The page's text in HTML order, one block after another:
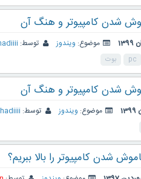
شدن کامپیوتر و هنگ آن
موضوع: ویندوز توسط:
pc بوت
شدن کامپیوتر و هنگ آن
موضوع: ویندوز توسط: hadiiii📱
شدن کامپیوتر را بالا ببریم؟